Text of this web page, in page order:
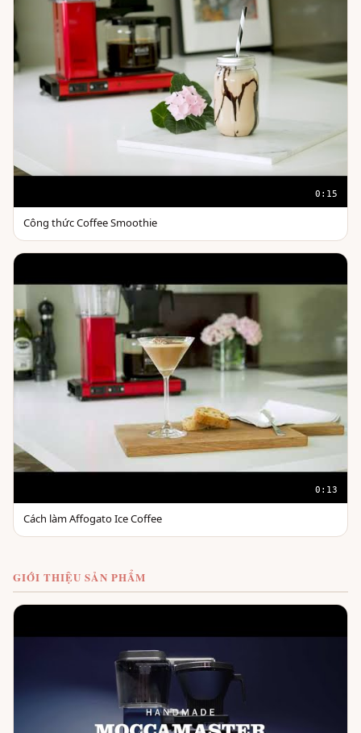
0:15
Công thức Coffee Smoothie
0:13
Cách làm Affogato Ice Coffee
GIỚI THIỆU SẢN PHẨM